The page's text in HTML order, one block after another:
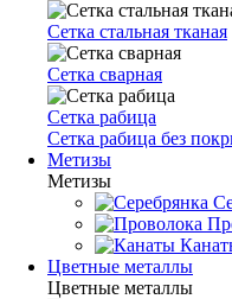
Сетка стальная тканая
Сетка сварная
Сетка рабица
Сетка рабица без
Метизы
Метизы
Цветные металлы
Цветные металлы